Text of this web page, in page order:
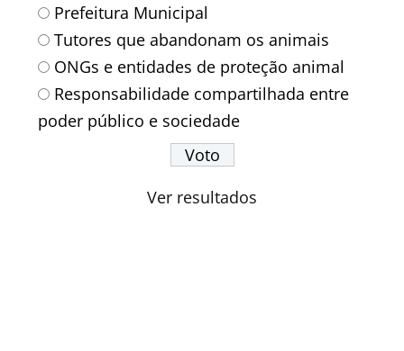
Prefeitura Municipal
Tutores que abandonam os animais
ONGs e entidades de proteção animal
Responsabilidade compartilhada entre
poder público e sociedade
Ver resultados